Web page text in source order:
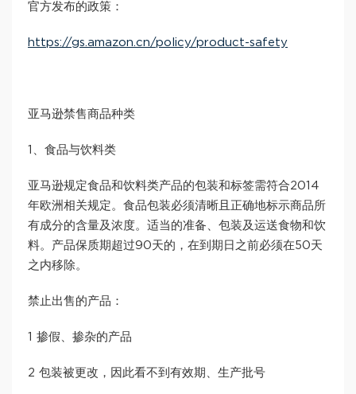
官方发布的政策：
https://gs.amazon.cn/policy/product-safety
亚马逊禁售商品种类
1、食品与饮料类
亚马逊规定食品和饮料类产品的包装和标签需符合2014
年欧洲相关规定。食品包装必须清晰且正确地标示商品所
有成分的含量及浓度。适当的准备、包装及运送食物和饮
料。产品保质期超过90天的，在到期日之前必须在50天
之内移除。
禁止出售的产品：
1 掺假、掺杂的产品
2 包装被更改，因此看不到有效期、生产批号